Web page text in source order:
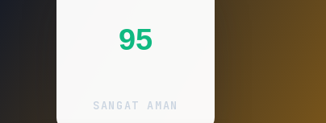
95
SANGAT AMAN